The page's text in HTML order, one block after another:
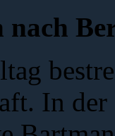
nach
In